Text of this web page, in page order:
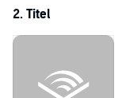
2. Titel